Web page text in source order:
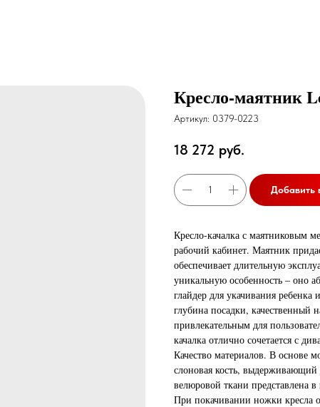
Кресло-маятник
Артикул: 0379-0223
18 272 руб.
Добавить
Кресло-качалка с маятниковым
рабочий кабинет. Маятник
обеспечивает длительную
уникальную особенность – оно
глайдер для укачивания
глубина посадки, качественный
привлекательным для
качалка отлично сочетается с
Качество материалов. В основе
слоновая кость,
велюровой ткани представлена
При покачивании ножки кресла